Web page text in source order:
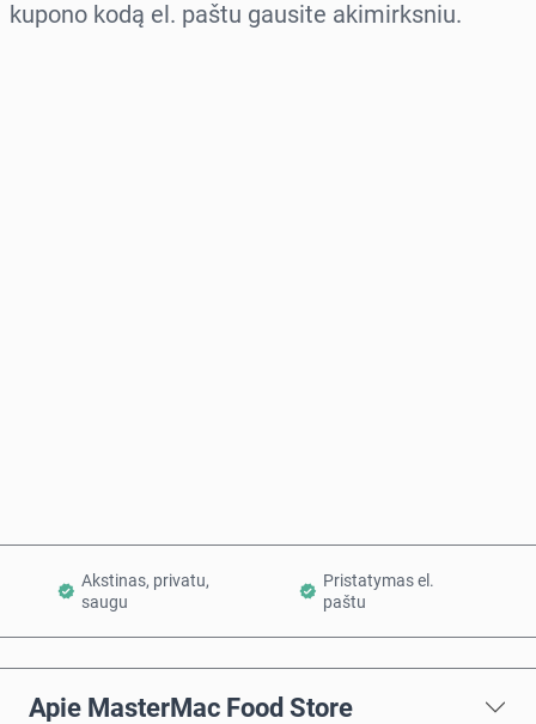
kupono kodą el. paštu gausite akimirksniu.
Akstinas, privatu,
saugu
Pristatymas el.
paštu
Apie MasterMac Food Store